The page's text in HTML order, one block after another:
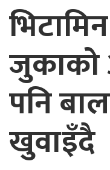
पनि
खुवाइँदै